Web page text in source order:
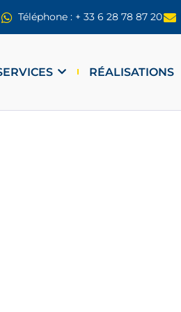
Téléphone : + 33 6 28 78 87 20
RÉALISATIONS